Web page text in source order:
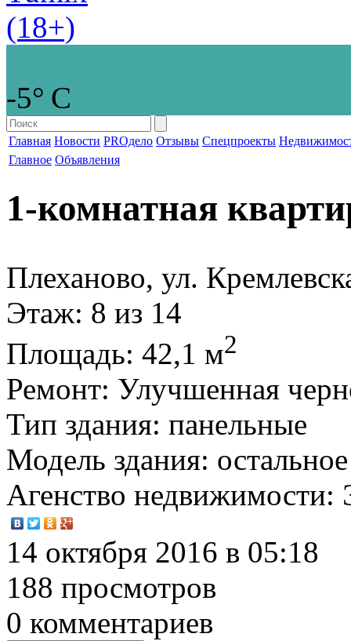
-5° С
Главная Новости PROдело Отзывы Спецпроекты
Главное Объявления
1-комнатная
Плеханово, ул.
Этаж: 8 из 14
Площадь: 42,1 м2
Ремонт: Улучшенная
Тип здания: панельные
Модель здания: остальное
Агенство недвижимости:
14 октября 2016 в 05:18
188 просмотров
0 комментариев